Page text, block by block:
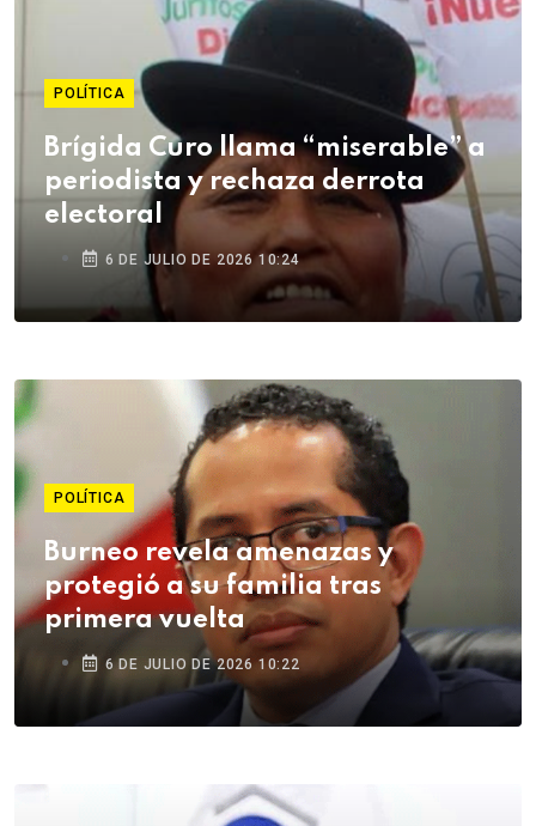
POLÍTICA
Brígida Curo llama “miserable” a
periodista y rechaza derrota
electoral
6 DE JULIO DE 2026 10:24
POLÍTICA
Burneo revela amenazas y
protegió a su familia tras
primera vuelta
6 DE JULIO DE 2026 10:22